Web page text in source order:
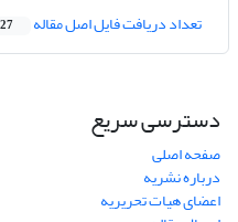
تعداد دریافت فایل اصل مقاله
دسترسی سریع
صفحه اصلی
درباره نشریه
اعضای هیات تحریریه